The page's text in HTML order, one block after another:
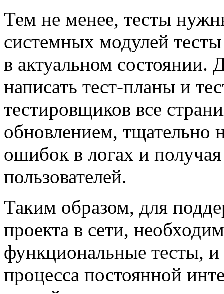
Тем не менее, тесты
системных модулей
в актуальном состоянии.
написать тест-планы и
тестировщиков все
обновлением, тщательно
ошибок в логах и
пользователей.
Таким образом, для
проекта в сети,
функциональные тесты,
процесса постоянной